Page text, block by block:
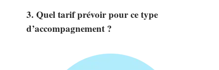
3. Quel tarif prévoir pour ce type
d’accompagnement ?